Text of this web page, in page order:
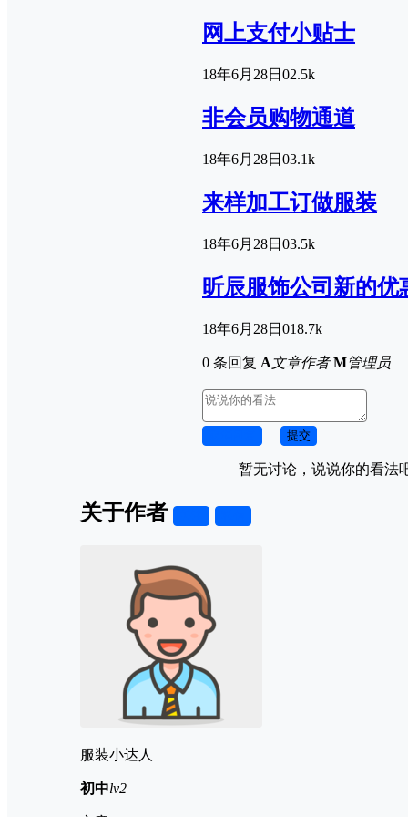
网上支付小贴士
18年6月28日 02.5k
非会员购物通道
18年6月28日 03.1k
来样加工订做服装
18年6月28日 03.5k
昕辰服饰公司新的优
18年6月28日 018.7k
0 条回复 A文章作者 M管理员
提交
暂无讨论，说说你的看法
关于作者
服装小达人
初中lv2